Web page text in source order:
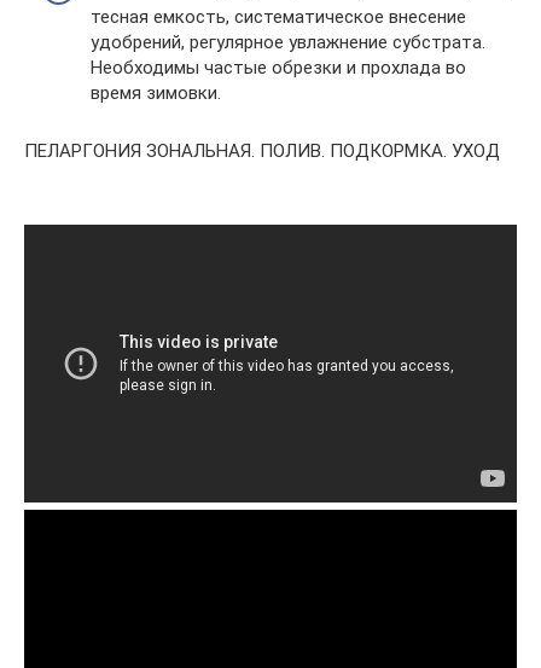
тесная емкость, систематическое внесение
удобрений, регулярное увлажнение субстрата.
Необходимы частые обрезки и прохлада во
время зимовки.
ПЕЛАРГОНИЯ ЗОНАЛЬНАЯ. ПОЛИВ. ПОДКОРМКА. УХОД